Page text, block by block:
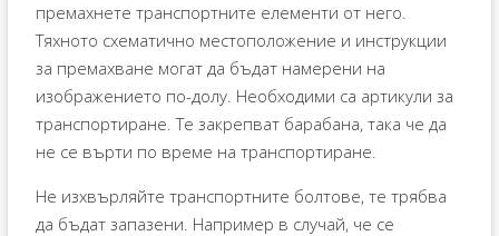
премахнете транспортните елементи от него.
Тяхното схематично местоположение и инструкции
за премахване могат да бъдат намерени на
изображението по-долу. Необходими са артикули за
транспортиране. Те закрепват барабана, така че да
не се върти по време на транспортиране.
Не изхвърляйте транспортните болтове, те трябва
да бъдат запазени. Например в случай, че се